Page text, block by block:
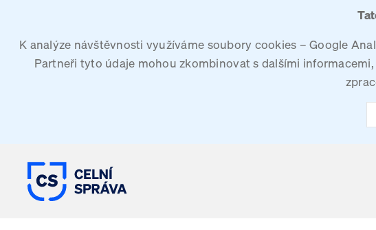
K analýze návštěvnosti využíváme soubory cookies – Google
Partneři tyto údaje mohou zkombinovat s dalšími